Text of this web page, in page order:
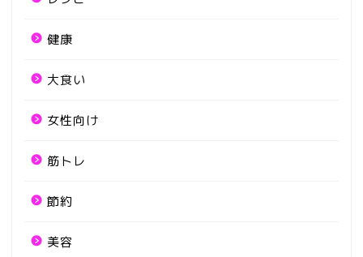
健康
大食い
女性向け
筋トレ
節約
美容